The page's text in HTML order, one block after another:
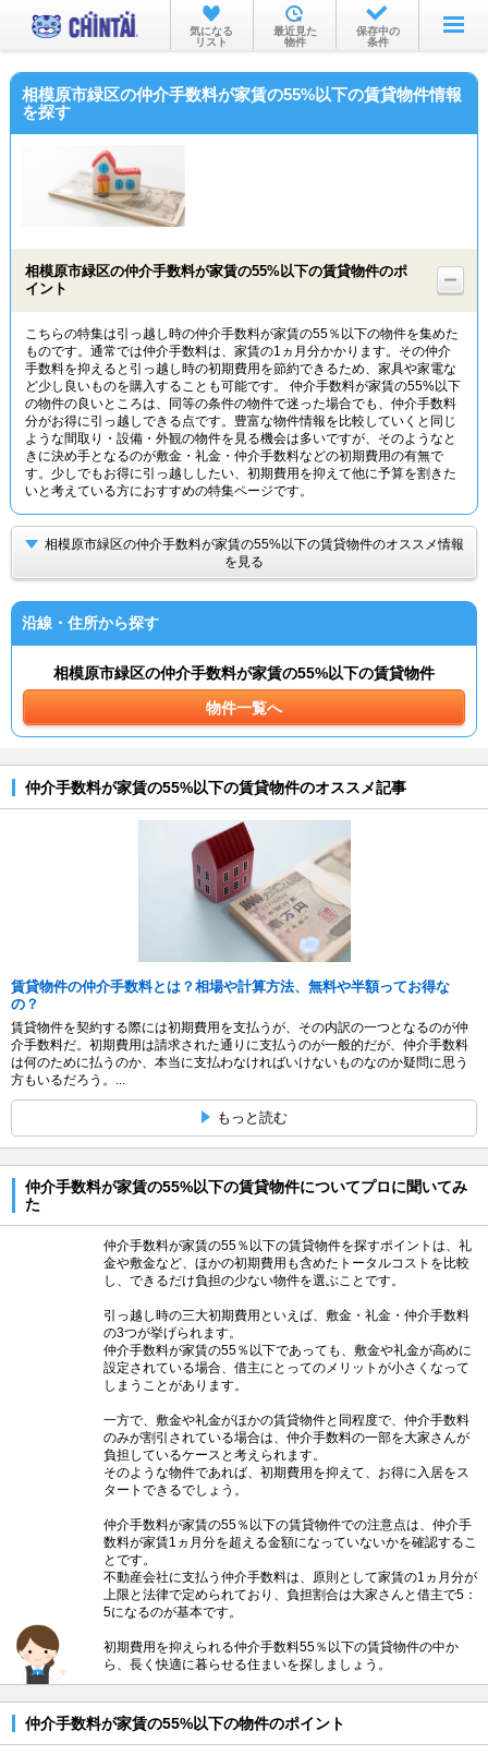
お部屋を探す
沿線・駅から
不動産会社から
気になる
リスト
最近見た
物件
保存中の
条件
相模原市緑区の仲介手数料が家賃の55%以下の賃貸物件情報
を探す
相模原市緑区の仲介手数料が家賃の55%以下の賃貸物件のポ
イント
こちらの特集は引っ越し時の仲介手数料が家賃の55％以下の物件を集めた
ものです。通常では仲介手数料は、家賃の1ヵ月分かかります。その仲介
手数料を抑えると引っ越し時の初期費用を節約できるため、家具や家電な
ど少し良いものを購入することも可能です。 仲介手数料が家賃の55%以下
の物件の良いところは、同等の条件の物件で迷った場合でも、仲介手数料
分がお得に引っ越しできる点です。豊富な物件情報を比較していくと同じ
ような間取り・設備・外観の物件を見る機会は多いですが、そのようなと
きに決め手となるのが敷金・礼金・仲介手数料などの初期費用の有無で
す。少しでもお得に引っ越ししたい、初期費用を抑えて他に予算を割きた
いと考えている方におすすめの特集ページです。
相模原市緑区の仲介手数料が家賃の55%以下の賃貸物件のオススメ情報
を見る
沿線・住所から探す
相模原市緑区の仲介手数料が家賃の55%以下の賃貸物件
物件一覧へ
仲介手数料が家賃の55%以下の賃貸物件のオススメ記事
賃貸物件の仲介手数料とは？相場や計算方法、無料や半額ってお得な
の？
賃貸物件を契約する際には初期費用を支払うが、その内訳の一つとなるのが仲
介手数料だ。初期費用は請求された通りに支払うのが一般的だが、仲介手数料
は何のために払うのか、本当に支払わなければいけないものなのか疑問に思う
方もいるだろう。...
もっと読む
仲介手数料が家賃の55%以下の賃貸物件についてプロに聞いてみ
た
仲介手数料が家賃の55％以下の賃貸物件を探すポイントは、礼
金や敷金など、ほかの初期費用も含めたトータルコストを比較
し、できるだけ負担の少ない物件を選ぶことです。
引っ越し時の三大初期費用といえば、敷金・礼金・仲介手数料
の3つが挙げられます。
仲介手数料が家賃の55％以下であっても、敷金や礼金が高めに
設定されている場合、借主にとってのメリットが小さくなって
しまうことがあります。
一方で、敷金や礼金がほかの賃貸物件と同程度で、仲介手数料
のみが割引されている場合は、仲介手数料の一部を大家さんが
負担しているケースと考えられます。
そのような物件であれば、初期費用を抑えて、お得に入居をス
タートできるでしょう。
仲介手数料が家賃の55％以下の賃貸物件での注意点は、仲介手
数料が家賃1ヵ月分を超える金額になっていないかを確認するこ
とです。
不動産会社に支払う仲介手数料は、原則として家賃の1ヵ月分が
上限と法律で定められており、負担割合は大家さんと借主で5：
5になるのが基本です。
初期費用を抑えられる仲介手数料55％以下の賃貸物件の中か
ら、長く快適に暮らせる住まいを探しましょう。
仲介手数料が家賃の55%以下の物件のポイント